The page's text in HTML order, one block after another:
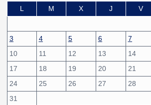
L
M X J V
3
4 5 6 7
10
11 12 13 14
17
18 19 20 21
24
25 26 27 28
31